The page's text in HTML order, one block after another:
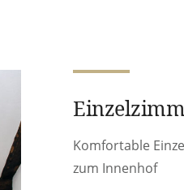
Komfortable
zum Innenhof